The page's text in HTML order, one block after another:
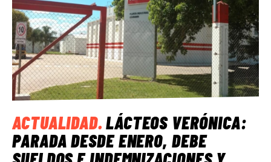
ACTUALIDAD.LÁCTEOS VERÓNICA:
PARADA DESDE ENERO, DEBE